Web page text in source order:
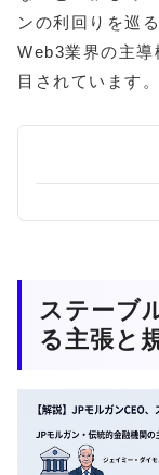
ンの利回りを巡
Web3業界の主導
目されています。
ステーブ
る主張と